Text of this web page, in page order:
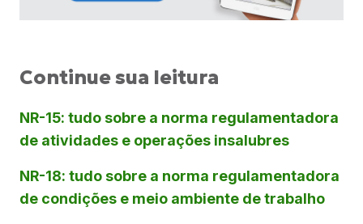
Continue sua leitura
NR-15: tudo sobre a norma regulamentadora
de atividades e operações insalubres
NR-18: tudo sobre a norma regulamentadora
de condições e meio ambiente de trabalho